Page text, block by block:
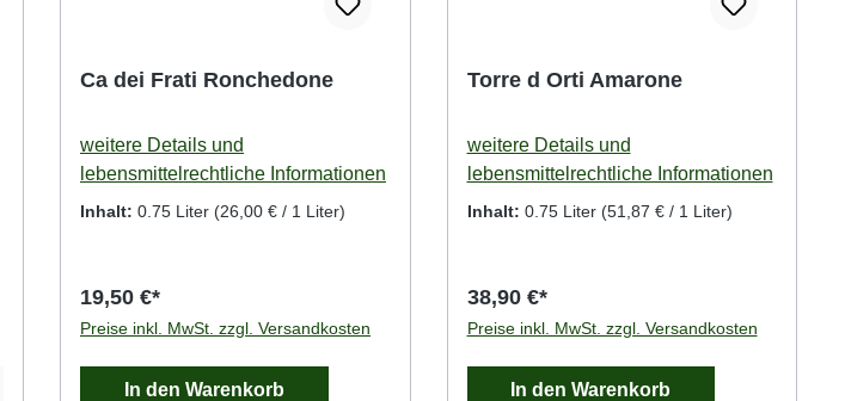
Ca dei Frati Ronchedone
weitere Details und
lebensmittelrechtliche Informationen
Inhalt: 0.75 Liter (26,00 € / 1 Liter)
19,50 €*
Preise inkl. MwSt. zzgl. Versandkosten
In den Warenkorb
Torre d Orti Amarone
weitere Details und
lebensmittelrechtliche Informationen
Inhalt: 0.75 Liter (51,87 € / 1 Liter)
38,90 €*
Preise inkl. MwSt. zzgl. Versandkosten
In den Warenkorb